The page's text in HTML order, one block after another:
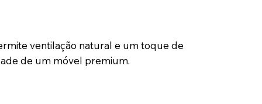
ventilação natural e um toque de
de um móvel premium.